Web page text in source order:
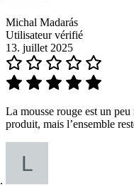
Michal Madarás
Utilisateur vérifié
13. juillet 2025
La mousse rouge est un
produit, mais l’ensemble